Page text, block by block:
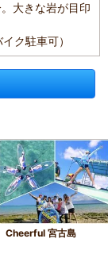
大きな岩が目印
ク駐車可）
Cheerful 宮古島